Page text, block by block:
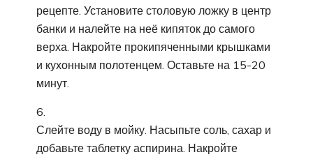
рецепте. Установите столовую ложку в центр
банки и налейте на неё кипяток до самого
верха. Накройте прокипяченными крышками
и кухонным полотенцем. Оставьте на 15-20
минут.
Слейте воду в мойку. Насыпьте соль, сахар и
добавьте таблетку аспирина. Накройте